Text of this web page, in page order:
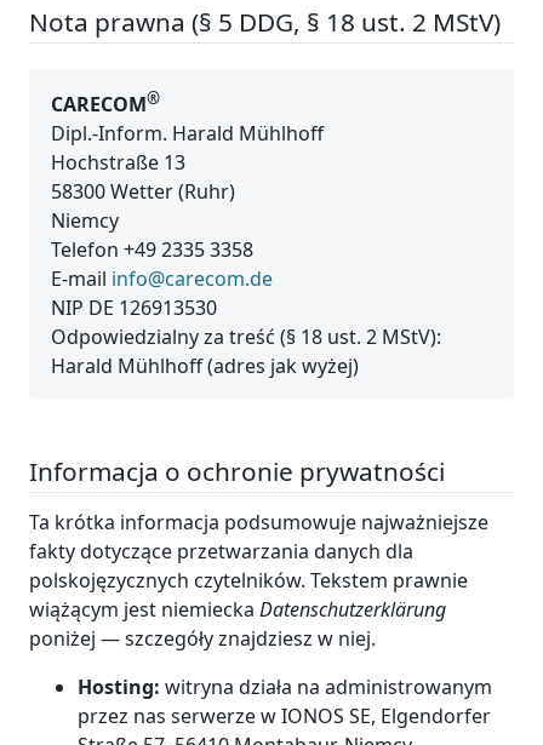
Nota prawna (§ 5 DDG, § 18 ust. 2 MStV)
CARECOM®
Dipl.-Inform. Harald Mühlhoff
Hochstraße 13
58300 Wetter (Ruhr)
Niemcy
Telefon +49 2335 3358
E-mail info@carecom.de
NIP DE 126913530
Odpowiedzialny za treść (§ 18 ust. 2 MStV):
Harald Mühlhoff (adres jak wyżej)
Informacja o ochronie prywatności
Ta krótka informacja podsumowuje najważniejsze
fakty dotyczące przetwarzania danych dla
polskojęzycznych czytelników. Tekstem prawnie
wiążącym jest niemiecka Datenschutzerklärung
poniżej — szczegóły znajdziesz w niej.
Hosting: witryna działa na administrowanym
przez nas serwerze w IONOS SE, Elgendorfer